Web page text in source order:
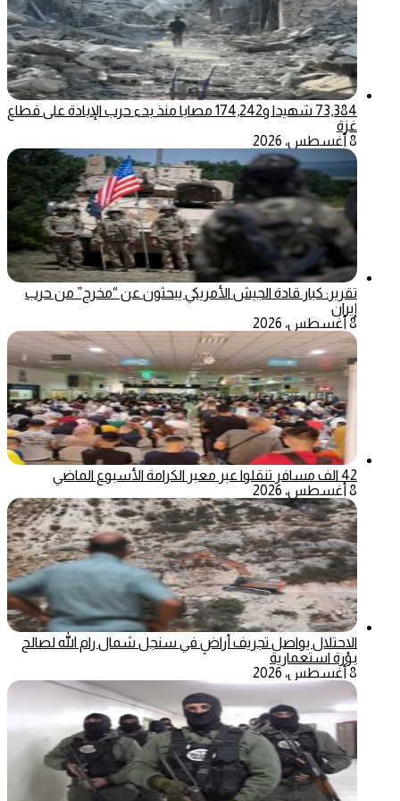
73,384 شهيدا و174,242 مصابا منذ بدء حرب الإبادة على قطاع
غزة
8 أغسطس، 2026
تقرير: كبار قادة الجيش الأمريكي يبحثون عن “مخرج” من حرب
إيران
8 أغسطس، 2026
42 الف مسافر تنقلوا عبر معبر الكرامة الأسبوع الماضي
8 أغسطس، 2026
الاحتلال يواصل تجريف أراضٍ في سنجل شمال رام الله لصالح
بؤرة استعمارية
8 أغسطس، 2026